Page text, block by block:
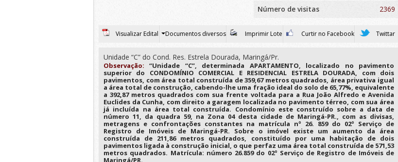
Número de visitas
2369
Visualizar Edital Documentos diversos Imprimir Lote Curtir no Facebook Twittar
Unidade “C” do Cond. Res. Estrela Dourada, Maringá/Pr.
Observação:
“Unidade “C”, determinada APARTAMENTO, localizado no pavimento
superior do CONDOMÍNIO COMERCIAL E RESIDENCIAL ESTRELA DOURADA, com dois
pavimentos, com área total construída de 359,67 metros quadrados, área privativa igual
a área total de construção, cabendo-lhe uma fração ideal do solo de 65,77%, equivalente
a 392,87 metros quadrados com sua frente voltada para a Rua João Alfredo e Avenida
Euclides da Cunha, com direito a garagem localizada no pavimento térreo, com sua área
já incluída na área total construída. Condomínio este construído sobre a data de
número 11, da quadra 59, na Zona 04 desta cidade de Maringá-PR., com as divisas,
metragens e confrontações constantes na matrícula nº 26. 859 do 02º Serviço de
Registro de Imóveis de Maringá-PR. Sobre o imóvel existe um aumento da área
construída de 211,86 metros quadrados, constituído por uma habitação de dois
pavimentos ligada à construção inicial, o que perfaz uma área total construída de 571,53
metros quadrados. Matrícula: número 26.859 do 02º Serviço de Registro de Imóveis de
Maringá/PR.